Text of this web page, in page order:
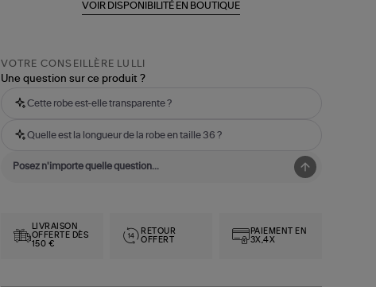
VOIR DISPONIBILITÉ EN BOUTIQUE
VOTRE CONSEILLÈRE LULLI
Une question sur ce produit ?
Cette robe est-elle transparente ?
Quelle est la longueur de la robe en taille 36 ?
LIVRAISON
OFFERTE DÈS
150 €
RETOUR
OFFERT
PAIEMENT EN
3X,4X